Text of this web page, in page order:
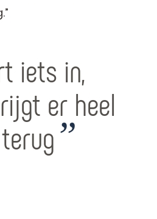
iets in,
er heel
”